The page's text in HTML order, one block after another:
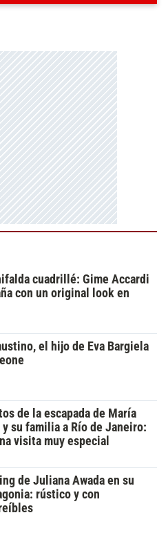
cuadrillé: Gime Accardi
con un original look en
el hijo de Eva Bargiela
de la escapada de María
su familia a Río de Janeiro:
visita muy especial
de Juliana Awada en su
rústico y con